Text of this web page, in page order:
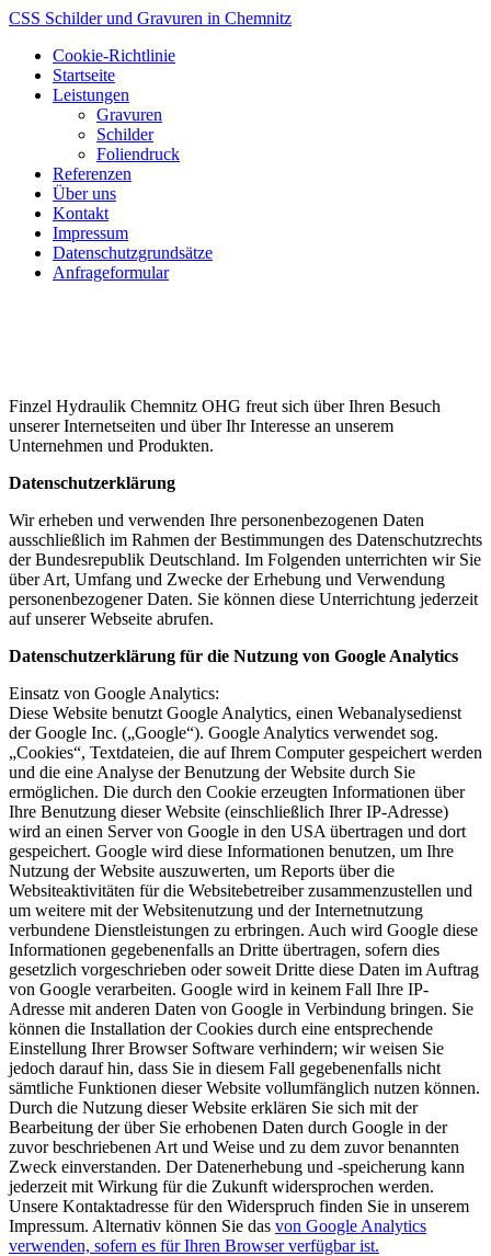
CSS Schilder und Gravuren in Chemnitz
Cookie-Richtlinie
Startseite
Leistungen
Gravuren
Schilder
Foliendruck
Referenzen
Über uns
Kontakt
Impressum
Datenschutzgrundsätze
Anfrageformular
Finzel Hydraulik Chemnitz OHG freut sich über Ihren Besuch
unserer Internetseiten und über Ihr Interesse an unserem
Unternehmen und Produkten.
Datenschutzerklärung
Wir erheben und verwenden Ihre personenbezogenen Daten
ausschließlich im Rahmen der Bestimmungen des Datenschutzrechts
der Bundesrepublik Deutschland. Im Folgenden unterrichten wir Sie
über Art, Umfang und Zwecke der Erhebung und Verwendung
personenbezogener Daten. Sie können diese Unterrichtung jederzeit
auf unserer Webseite abrufen.
Datenschutzerklärung für die Nutzung von Google Analytics
Einsatz von Google Analytics:
Diese Website benutzt Google Analytics, einen Webanalysedienst
der Google Inc. („Google“). Google Analytics verwendet sog.
„Cookies“, Textdateien, die auf Ihrem Computer gespeichert werden
und die eine Analyse der Benutzung der Website durch Sie
ermöglichen. Die durch den Cookie erzeugten Informationen über
Ihre Benutzung dieser Website (einschließlich Ihrer IP-Adresse)
wird an einen Server von Google in den USA übertragen und dort
gespeichert. Google wird diese Informationen benutzen, um Ihre
Nutzung der Website auszuwerten, um Reports über die
Websiteaktivitäten für die Websitebetreiber zusammenzustellen und
um weitere mit der Websitenutzung und der Internetnutzung
verbundene Dienstleistungen zu erbringen. Auch wird Google diese
Informationen gegebenenfalls an Dritte übertragen, sofern dies
gesetzlich vorgeschrieben oder soweit Dritte diese Daten im Auftrag
von Google verarbeiten. Google wird in keinem Fall Ihre IP-
Adresse mit anderen Daten von Google in Verbindung bringen. Sie
können die Installation der Cookies durch eine entsprechende
Einstellung Ihrer Browser Software verhindern; wir weisen Sie
jedoch darauf hin, dass Sie in diesem Fall gegebenenfalls nicht
sämtliche Funktionen dieser Website vollumfänglich nutzen können.
Durch die Nutzung dieser Website erklären Sie sich mit der
Bearbeitung der über Sie erhobenen Daten durch Google in der
zuvor beschriebenen Art und Weise und zu dem zuvor benannten
Zweck einverstanden. Der Datenerhebung und -speicherung kann
jederzeit mit Wirkung für die Zukunft widersprochen werden.
Unsere Kontaktadresse für den Widerspruch finden Sie in unserem
Impressum. Alternativ können Sie das von Google Analytics
verwenden, sofern es für Ihren Browser verfügbar ist.